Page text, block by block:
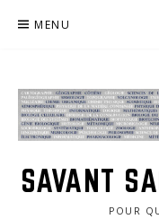
MENU
SAVANT
POUR